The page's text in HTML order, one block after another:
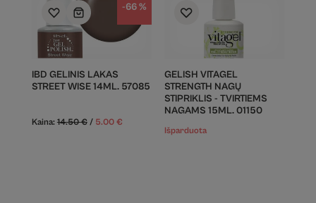
-66 %
IBD GELINIS LAKAS
STREET WISE 14ML. 57085
Kaina: 14.50€ / 5.00 €
GELISH VITAGEL
STRENGTH NAGŲ
STIPRIKLIS - TVIRTIEMS
NAGAMS 15ML. 01150
Išparduota